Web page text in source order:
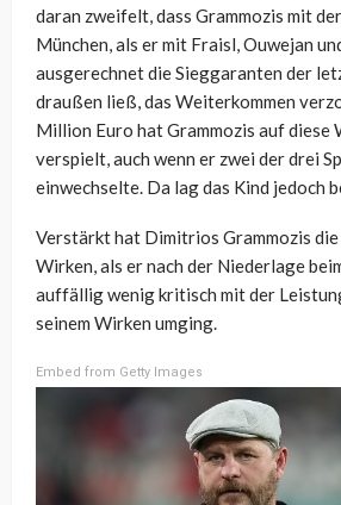
daran zweifelt, dass Grammozis mit
München, als er mit Fraisl, Ouwejan
ausgerechnet die Sieggaranten der
draußen ließ, das Weiterkommen
Million Euro hat Grammozis auf
verspielt, auch wenn er zwei der drei
einwechselte. Da lag das Kind jedoch
Verstärkt hat Dimitrios Grammozis
Wirken, als er nach der Niederlage
auffällig wenig kritisch mit der
seinem Wirken umging.
Embed from Getty Images